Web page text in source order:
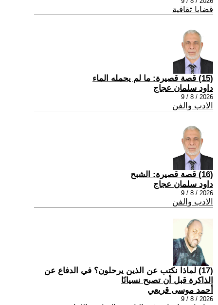
قضايا ثقافية
(15) قصة قصيرة: ما لم يحمله الماء
داود سلمان عجاج
2026 / 8 / 9
الادب والفن
(16) قصة قصيرة: الشبح
داود سلمان عجاج
2026 / 8 / 9
الادب والفن
(17) لماذا نكتب عن الذين يرحلون؟ في الدفاع عن
الذاكرة قبل أن تصبح نسيانًا
أحمد موسى قريعي
2026 / 8 / 9